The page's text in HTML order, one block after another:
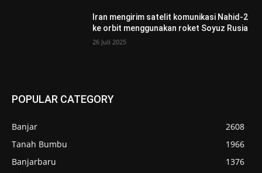
Iran mengirim satelit komunikasi Nahid-2
ke orbit menggunakan roket Soyuz Rusia
26 Juli 2025
POPULAR CATEGORY
Banjar
2608
Tanah Bumbu
1966
Banjarbaru
1376